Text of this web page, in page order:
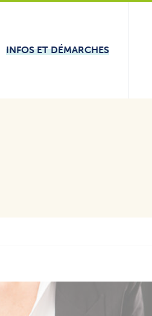
INFOS ET DÉMARCHES